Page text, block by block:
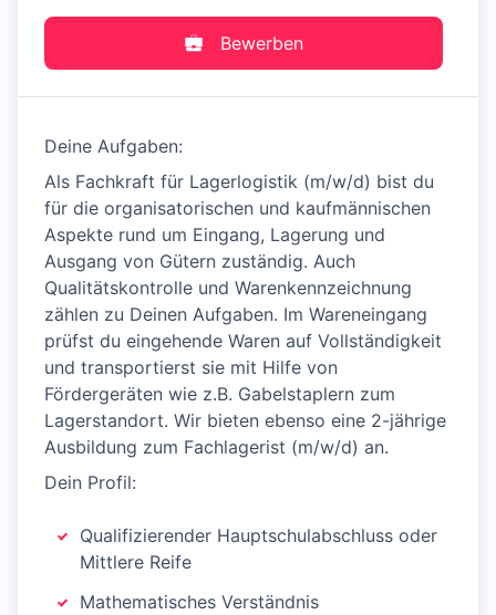
Bewerben
Deine Aufgaben:
Als Fachkraft für Lagerlogistik (m/w/d) bist du
für die organisatorischen und kaufmännischen
Aspekte rund um Eingang, Lagerung und
Ausgang von Gütern zuständig. Auch
Qualitätskontrolle und Warenkennzeichnung
zählen zu Deinen Aufgaben. Im Wareneingang
prüfst du eingehende Waren auf Vollständigkeit
und transportierst sie mit Hilfe von
Fördergeräten wie z.B. Gabelstaplern zum
Lagerstandort. Wir bieten ebenso eine 2-jährige
Ausbildung zum Fachlagerist (m/w/d) an.
Dein Profil:
Qualifizierender Hauptschulabschluss oder
Mittlere Reife
Mathematisches Verständnis